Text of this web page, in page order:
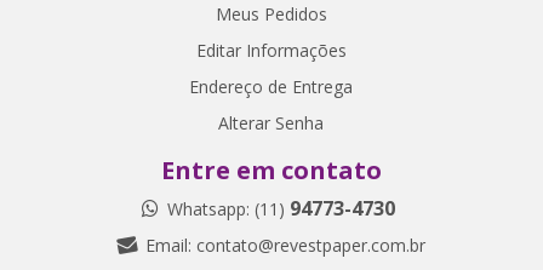
Meus Pedidos
Editar Informações
Endereço de Entrega
Alterar Senha
Entre em contato
Whatsapp: (11) 94773-4730
Email: contato@revestpaper.com.br